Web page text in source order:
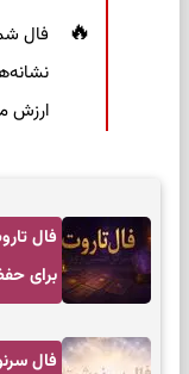
ارزش
برای